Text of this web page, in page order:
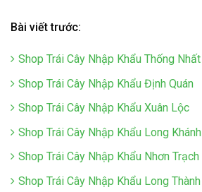
Bài viết trước:
Shop Trái Cây Nhập Khẩu Thống Nhất
Shop Trái Cây Nhập Khẩu Định Quán
Shop Trái Cây Nhập Khẩu Xuân Lộc
Shop Trái Cây Nhập Khẩu Long Khánh
Shop Trái Cây Nhập Khẩu Nhơn Trạch
Shop Trái Cây Nhập Khẩu Long Thành